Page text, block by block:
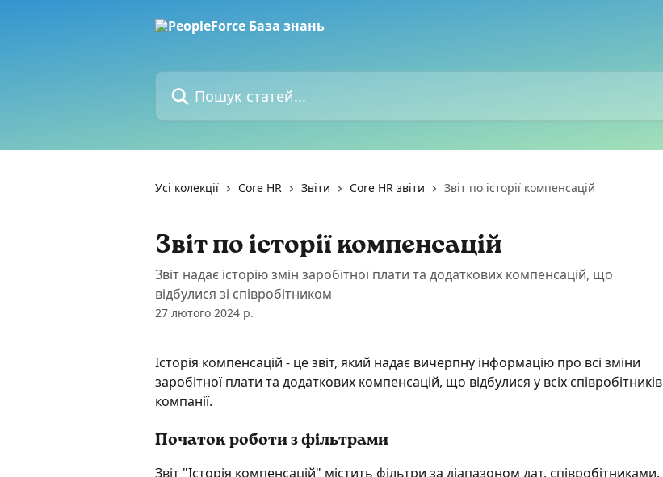
Пошук статей...
Усі колекції Core HR Звіти Core HR звіти Звіт по історії компенсацій
Звіт по історії компенсацій
Звіт надає історію змін заробітної плати та додаткових компенсацій, що
відбулися зі співробітником
27 лютого 2024 р.
Історія компенсацій - це звіт, який надає вичерпну інформацію про всі зміни
заробітної плати та додаткових компенсацій, що відбулися у всіх співробітників
компанії.
Початок роботи з фільтрами
Звіт "Історія компенсацій" містить фільтри за діапазоном дат, співробітниками,